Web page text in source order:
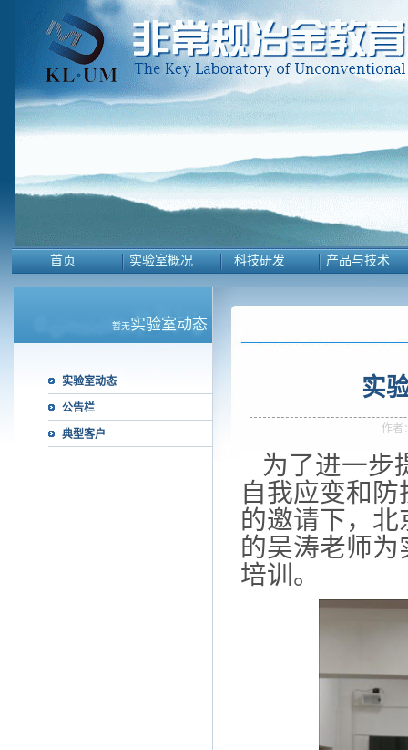
首页 实验室概况 科技研发 产品与技术
暂无实验室动态
实验室动态
公告栏
典型客户
实
作者
为了进一步
自我应变和防
的邀请下，
的吴涛老师
培训。